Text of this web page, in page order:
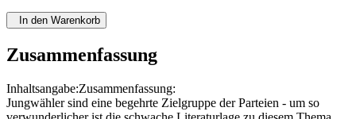
In den Warenkorb
Zusammenfassung
Inhaltsangabe:Zusammenfassung:
Jungwähler sind eine begehrte Zielgruppe der Parteien - um so